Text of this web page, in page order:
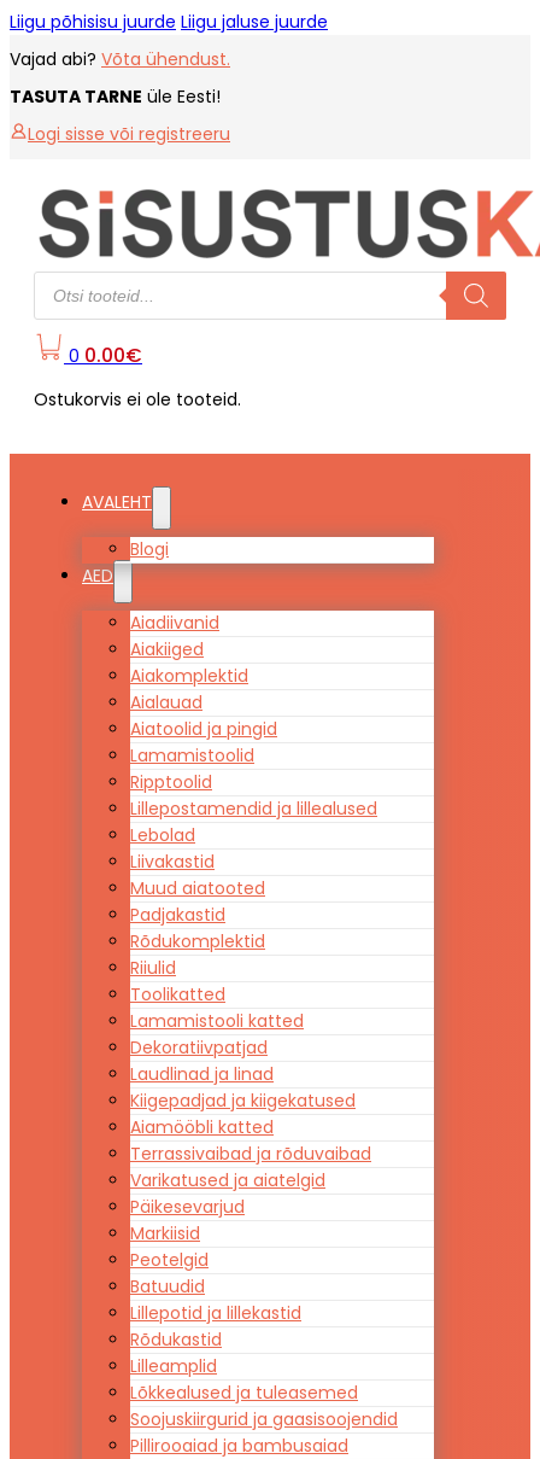
Liigu põhisisu juurde Liigu jaluse juurde
Vajad abi? Võta ühendust.
TASUTA TARNE üle Eesti!
Logi sisse või registreeru
Products
search
0 0.00€
Ostukorvis ei ole tooteid.
AVALEHT
Blogi
AED
Aiadiivanid
Aiakiiged
Aiakomplektid
Aialauad
Aiatoolid ja pingid
Lamamistoolid
Ripptoolid
Lillepostamendid ja lillealused
Lebolad
Liivakastid
Muud aiatooted
Padjakastid
Rõdukomplektid
Riiulid
Toolikatted
Lamamistooli katted
Dekoratiivpatjad
Laudlinad ja linad
Kiigepadjad ja kiigekatused
Aiamööbli katted
Terrassivaibad ja rõduvaibad
Varikatused ja aiatelgid
Päikesevarjud
Markiisid
Peotelgid
Batuudid
Lillepotid ja lillekastid
Rõdukastid
Lilleamplid
Lõkkealused ja tuleasemed
Soojuskiirgurid ja gaasisoojendid
Pillirooaiad ja bambusaiad